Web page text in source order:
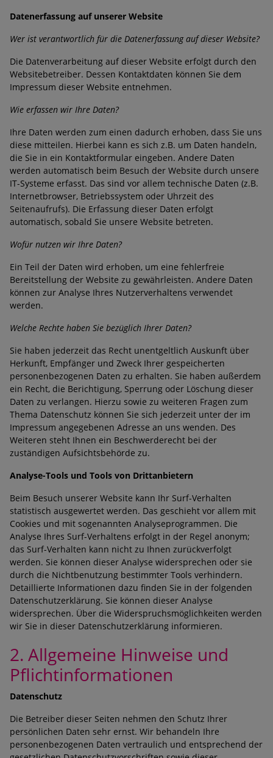
Datenerfassung auf unserer Website
Wer ist verantwortlich für die Datenerfassung auf dieser Website?
Die Datenverarbeitung auf dieser Website erfolgt durch den
Websitebetreiber. Dessen Kontaktdaten können Sie dem
Impressum dieser Website entnehmen.
Wie erfassen wir Ihre Daten?
Ihre Daten werden zum einen dadurch erhoben, dass Sie uns
diese mitteilen. Hierbei kann es sich z.B. um Daten handeln,
die Sie in ein Kontaktformular eingeben. Andere Daten
werden automatisch beim Besuch der Website durch unsere
IT-Systeme erfasst. Das sind vor allem technische Daten (z.B.
Internetbrowser, Betriebssystem oder Uhrzeit des
Seitenaufrufs). Die Erfassung dieser Daten erfolgt
automatisch, sobald Sie unsere Website betreten.
Wofür nutzen wir Ihre Daten?
Ein Teil der Daten wird erhoben, um eine fehlerfreie
Bereitstellung der Website zu gewährleisten. Andere Daten
können zur Analyse Ihres Nutzerverhaltens verwendet
werden.
Welche Rechte haben Sie bezüglich Ihrer Daten?
Sie haben jederzeit das Recht unentgeltlich Auskunft über
Herkunft, Empfänger und Zweck Ihrer gespeicherten
personenbezogenen Daten zu erhalten. Sie haben außerdem
ein Recht, die Berichtigung, Sperrung oder Löschung dieser
Daten zu verlangen. Hierzu sowie zu weiteren Fragen zum
Thema Datenschutz können Sie sich jederzeit unter der im
Impressum angegebenen Adresse an uns wenden. Des
Weiteren steht Ihnen ein Beschwerderecht bei der
zuständigen Aufsichtsbehörde zu.
Analyse-Tools und Tools von Drittanbietern
Beim Besuch unserer Website kann Ihr Surf-Verhalten
statistisch ausgewertet werden. Das geschieht vor allem mit
Cookies und mit sogenannten Analyseprogrammen. Die
Analyse Ihres Surf-Verhaltens erfolgt in der Regel anonym;
das Surf-Verhalten kann nicht zu Ihnen zurückverfolgt
werden. Sie können dieser Analyse widersprechen oder sie
durch die Nichtbenutzung bestimmter Tools verhindern.
Detaillierte Informationen dazu finden Sie in der folgenden
Datenschutzerklärung. Sie können dieser Analyse
widersprechen. Über die Widerspruchsmöglichkeiten werden
wir Sie in dieser Datenschutzerklärung informieren.
2. Allgemeine Hinweise und
Pflichtinformationen
Datenschutz
Die Betreiber dieser Seiten nehmen den Schutz Ihrer
persönlichen Daten sehr ernst. Wir behandeln Ihre
personenbezogenen Daten vertraulich und entsprechend der